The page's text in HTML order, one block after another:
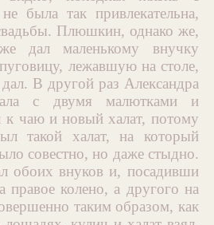
была так привлекательна,
Плюшкин, однако же,
дал маленькому внучку
лежавшую на столе,
В другой раз Александра
с двумя малютками и
к чаю и новый халат, потому
такой халат, на который
совестно, но даже стыдно.
обоих внуков и, посадивши
правое колено, а другого на
таким образом, как